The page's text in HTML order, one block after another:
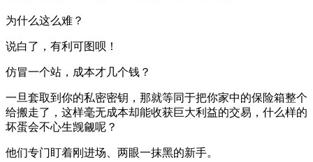
为什么这么难？
说白了，有利可图呗！
仿冒一个站，成本才几个钱？
一旦套取到你的私密密钥，那就等同于把你家中的保险箱整个
给搬走了，这样毫无成本却能收获巨大利益的交易，什么样的
坏蛋会不心生觊觎呢？
他们专门盯着刚进场、两眼一抹黑的新手。